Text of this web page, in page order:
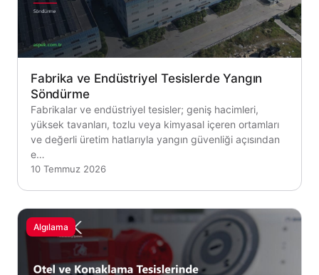
Fabrika ve Endüstriyel Tesislerde Yangın
Söndürme
Fabrikalar ve endüstriyel tesisler; geniş hacimleri,
yüksek tavanları, tozlu veya kimyasal içeren ortamları
ve değerli üretim hatlarıyla yangın güvenliği açısından
e…
10 Temmuz 2026
Algılama